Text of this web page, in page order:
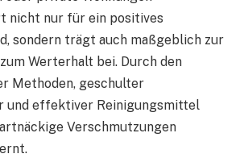
nicht nur für ein positives
sondern trägt auch maßgeblich zur
Werterhalt bei. Durch den
Methoden, geschulter
und effektiver Reinigungsmittel
Verschmutzungen